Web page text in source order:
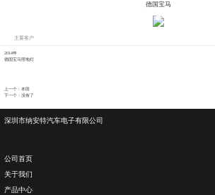
德国宝马
主要客户
2014年
德国宝马照地灯
上一个： 本田
下一个：没有了
深圳市纳安特汽车电子有限公司
公司首页
关于我们
产品中心